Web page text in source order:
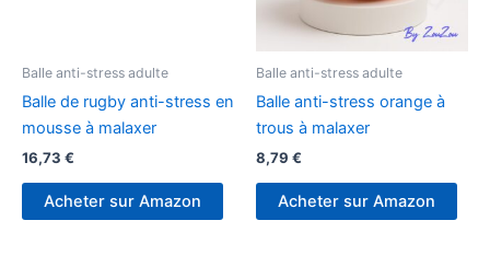
Balle anti-stress adulte
Balle de rugby anti-stress en
mousse à malaxer
16,73 €
Acheter sur Amazon
Balle anti-stress adulte
Balle anti-stress orange à
trous à malaxer
8,79 €
Acheter sur Amazon